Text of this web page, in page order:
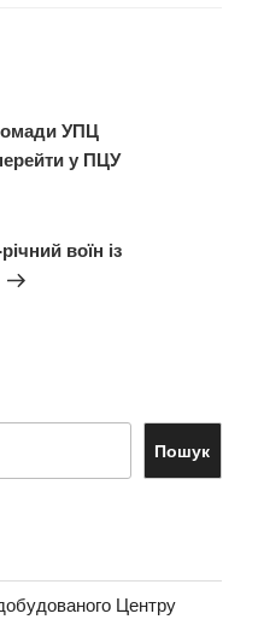
УПЦ
у ПЦУ
воїн із
Пошук
Центру